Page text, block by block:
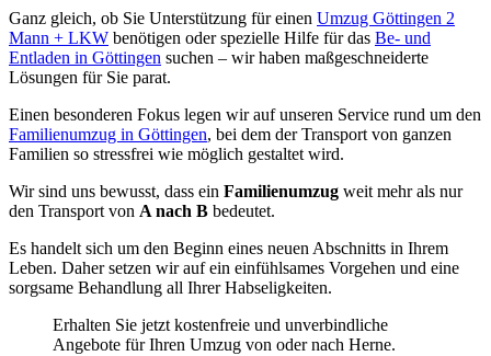
Ganz gleich, ob Sie Unterstützung für einen Umzug Göttingen 2
Mann + LKW benötigen oder spezielle Hilfe für das Be- und
Entladen in Göttingen suchen – wir haben maßgeschneiderte
Lösungen für Sie parat.
Einen besonderen Fokus legen wir auf unseren Service rund um den
Familienumzug in Göttingen, bei dem der Transport von ganzen
Familien so stressfrei wie möglich gestaltet wird.
Wir sind uns bewusst, dass ein Familienumzug weit mehr als nur
den Transport von A nach B bedeutet.
Es handelt sich um den Beginn eines neuen Abschnitts in Ihrem
Leben. Daher setzen wir auf ein einfühlsames Vorgehen und eine
sorgsame Behandlung all Ihrer Habseligkeiten.
Erhalten Sie jetzt kostenfreie und unverbindliche
Angebote für Ihren Umzug von oder nach Herne.